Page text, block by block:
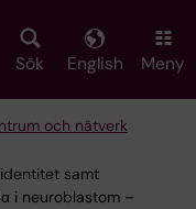
Sök English Meny
och nätverk
samt
i neuroblastom –